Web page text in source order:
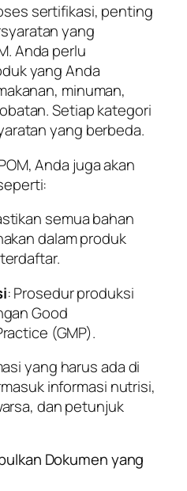
sertifikasi, penting
yang
Anda perlu
yang Anda
minuman,
Setiap kategori
yang berbeda.
Anda juga akan
semua bahan
dalam produk
: Prosedur produksi
Good
(GMP).
yang harus ada di
informasi nutrisi,
dan petunjuk
Dokumen yang